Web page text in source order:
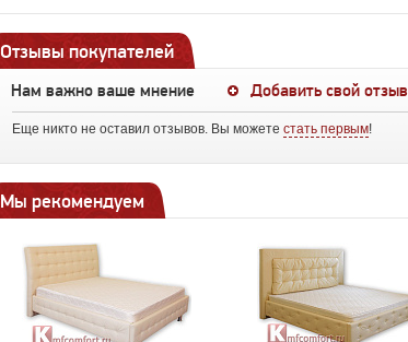
Отзывы покупателей
Нам важно ваше мнение Добавить свой отзыв
Еще никто не оставил отзывов. Вы можете стать первым!
Мы рекомендуем